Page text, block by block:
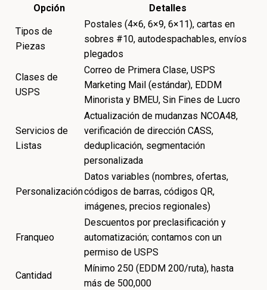
Opción Detalles
Tipos de
Piezas
Postales (4×6, 6×9, 6×11), cartas en
sobres #10, autodespachables, envíos
plegados
Clases de
USPS
Correo de Primera Clase, USPS
Marketing Mail (estándar), EDDM
Minorista y BMEU, Sin Fines de Lucro
Servicios de
Listas
Actualización de mudanzas NCOA48,
verificación de dirección CASS,
deduplicación, segmentación
personalizada
Personalización
Datos variables (nombres, ofertas,
códigos de barras, códigos QR,
imágenes, precios regionales)
Franqueo
Descuentos por preclasificación y
automatización; contamos con un
permiso de USPS
Cantidad
Mínimo 250 (EDDM 200/ruta), hasta
más de 500,000